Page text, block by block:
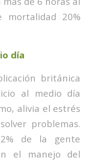
20%
día
británica
al medio día
alivia el estrés
problemas.
de la gente
el manejo del